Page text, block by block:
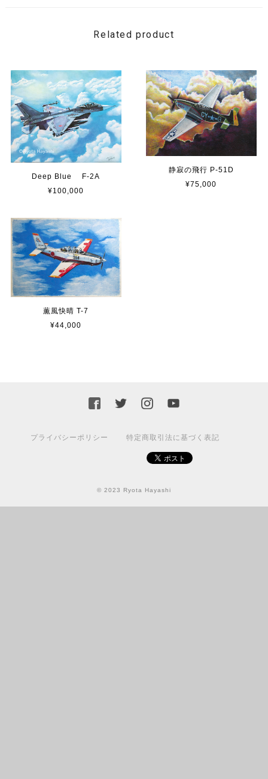
Related product
Deep Blue F-2A
¥100,000
静寂の飛行 P-51D
¥75,000
薫風快晴 T-7
¥44,000
プライバシーポリシー 特定商取引法に基づく表記
© 2023 Ryota Hayashi